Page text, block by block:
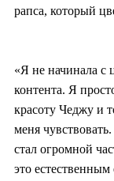
рапса, который
«Я не начинала с
контента. Я
красоту Чеджу и
меня
стал огромной
это естественным